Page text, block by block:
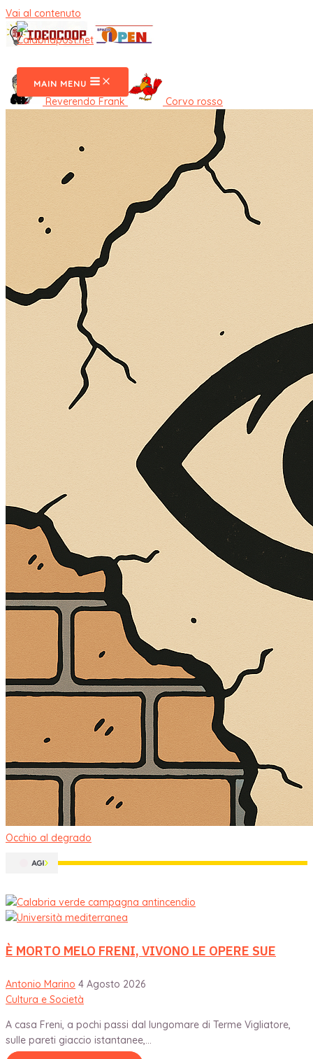
Vai al contenuto
MAIN MENU
Reverendo Frank Corvo rosso
Occhio al degrado
È MORTO MELO FRENI, VIVONO LE OPERE SUE
Antonio Marino 4 Agosto 2026
Cultura e Società
A casa Freni, a pochi passi dal lungomare di Terme Vigliatore,
sulle pareti giaccio istantanee,...